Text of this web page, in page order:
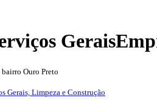
Gerais
, bairro Ouro Preto
Gerais, Limpeza e Construção